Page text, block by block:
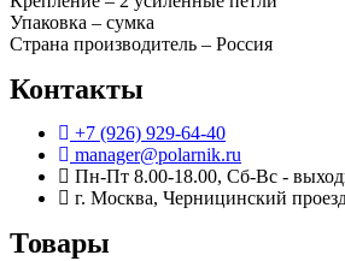
Упаковка – сумка
Страна производитель – Россия
Контакты
+7 (926) 929-64-40
manager@polarnik.ru
Пн-Пт 8.00-18.00, Сб-Вс -
г. Москва, Черницинский
Товары